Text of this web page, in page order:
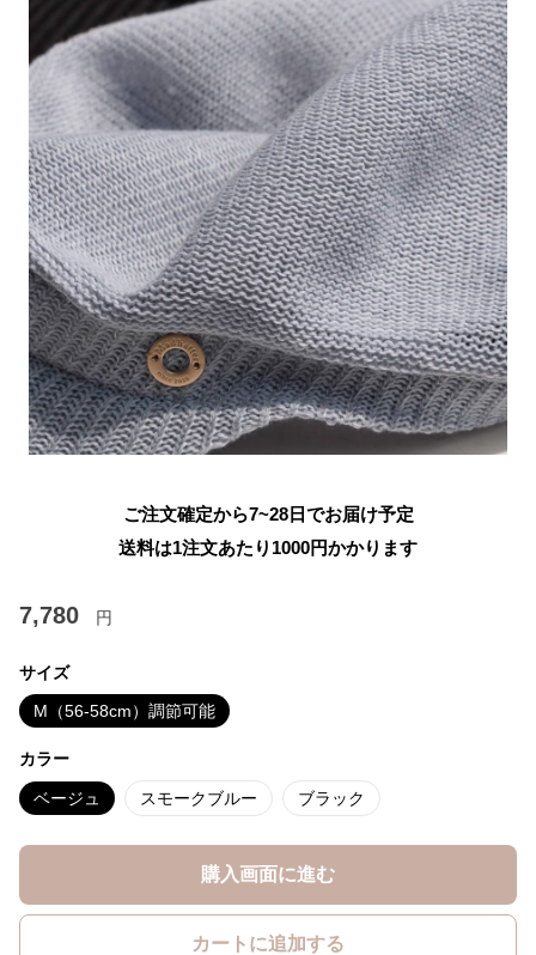
ご注文確定から7~28日でお届け予定
送料は1注文あたり 1000円かかります
7,780 円
サイズ
M（56-58cm）調節可能
カラー
ベージュ スモークブルー ブラック
購入画面に進む
カートに追加する